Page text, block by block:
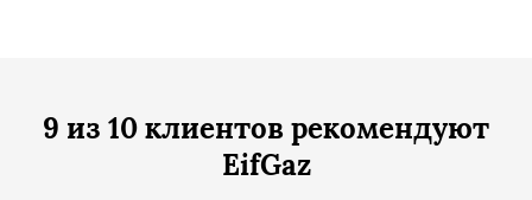
9 из 10 клиентов рекомендуют
EifGaz